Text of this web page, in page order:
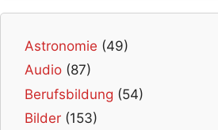
Astronomie (49)
Audio (87)
Berufsbildung (54)
Bilder (153)